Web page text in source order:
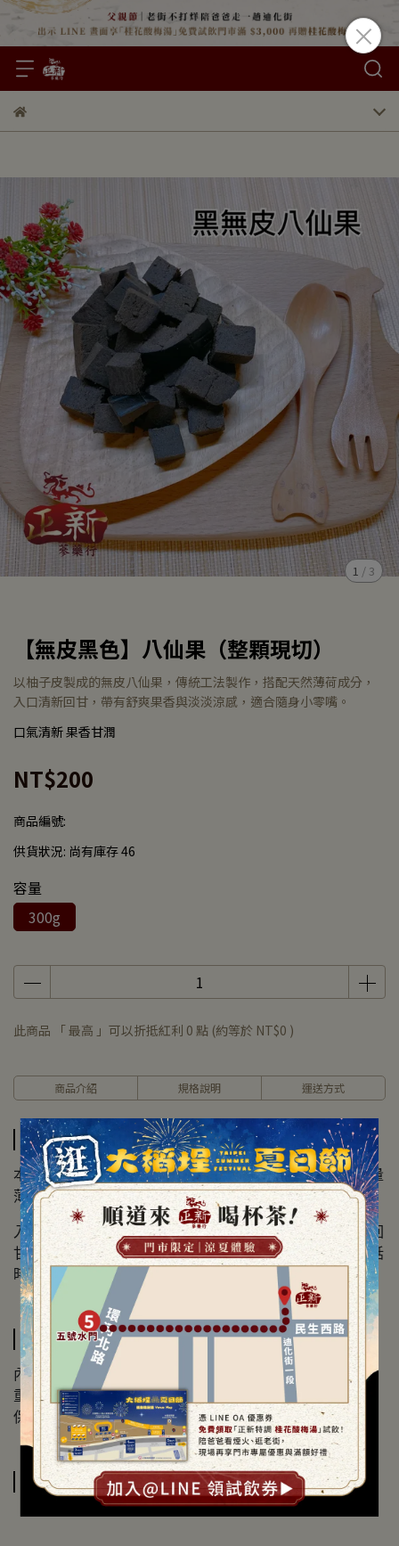
1 / 3
【無皮黑色】八仙果（整顆現切）
以柚子皮製成的無皮八仙果，傳統工法製作，搭配天然薄荷成分，
入口清新回甘，帶有舒爽果香與淡淡涼感，適合隨身小零嘴。
口氣清新 果香甘潤
NT$200
商品編號:
供貨狀況: 尚有庫存 46
容量
300g
此商品 「 最高 」可以折抵紅利 0 點 (約等於 NT$0 )
商品介紹 規格說明 運送方式
商品介紹
本品採用傳統工法，以柚子皮製成的無皮八仙果，搭配適量
薄荷等配方，保留水果本身的香氣與酸甜滋味。
入口時先感受到淡淡薄荷清香，隨後是柚子果皮的芳香與回
甘，能讓口中保持清爽氣味。適合工作、開會或長時間談話
時當作小零嘴含用。
規格說明
內容物：無皮（黑色）八仙果
重量：300克
保存方式：乾燥，勿陽光直射
運送方式